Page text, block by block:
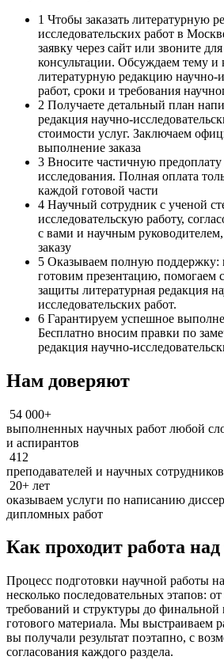
1 Чтобы заказать литературную
исследовательских работ в
заявку через сайт или звоните
консультации. Обсуждаем тему и
литературную редакцию научно-
работ, сроки и требования
2 Получаете детальный план
редакция научно-
стоимости услуг. Заключаем
выполнение заказа
3 Вносите частичную предоплату
исследования. Полная оплата
каждой готовой части
4 Научный сотрудник с ученой
исследовательскую работу,
с вами и научным
заказу
5 Оказываем полную поддержку:
готовим презентацию, помогаем
защиты литературная редакция
исследовательских работ.
6 Гарантируем успешное
Бесплатно вносим правки по
редакция научно-
Нам доверяют
54 000+
выполненных научных работ любой
и аспирантов
412
преподавателей и научных
20+ лет
оказываем услуги по написанию
дипломных работ
Как проходит работа над
Процесс подготовки научной работы
несколько последовательных этапов:
требований и структуры до финальной
готового материала. Мы выстраиваем
вы получали результат поэтапно, с
согласования каждого раздела.